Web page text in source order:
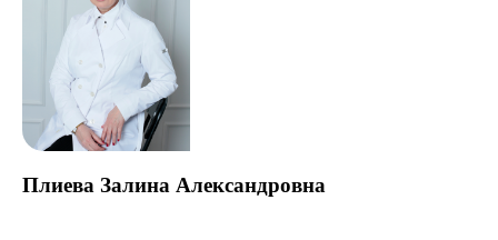
Плиева Залина Александровна